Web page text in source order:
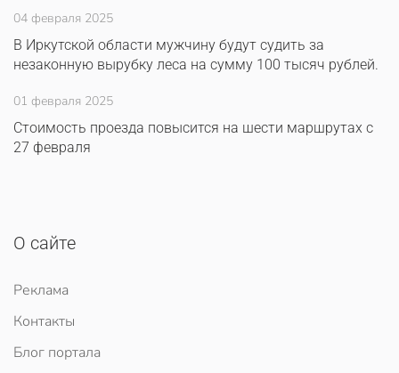
04 февраля 2025
В Иркутской области мужчину будут судить за
незаконную вырубку леса на сумму 100 тысяч рублей.
01 февраля 2025
Стоимость проезда повысится на шести маршрутах с
27 февраля
О сайте
Реклама
Контакты
Блог портала